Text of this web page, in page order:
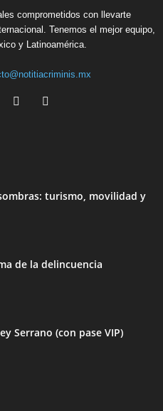
comprometidos con llevarte
Tenemos el mejor equipo,
y Latinoamérica.
turismo, movilidad y
de la delincuencia
Serrano (con pase VIP)